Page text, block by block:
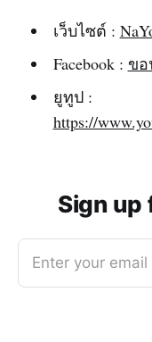
เว็บไซต์ :
Facebook : ข
ยูทูป :
https://
Sign up
Enter your email